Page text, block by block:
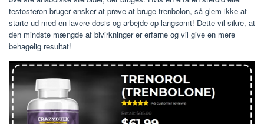
testosteron bruger ønsker at prøve at bruge trenbolon, så glem ikke at
starte ud med en lavere dosis og arbejde op langsomt! Dette vil sikre, at
den mindste mængde af bivirkninger er erfarne og vil give en mere
behagelig resultat!